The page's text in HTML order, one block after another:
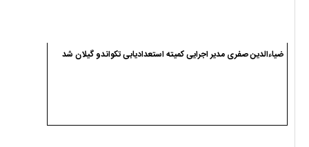
ضیاءالدین صفری مدیر اجرایی کمیته استعدادیابی تکواندو گیلان شد